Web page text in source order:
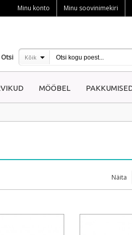
Minu konto Minu soovinimekiri
MÖÖBEL
Otsi Kõik
Näita